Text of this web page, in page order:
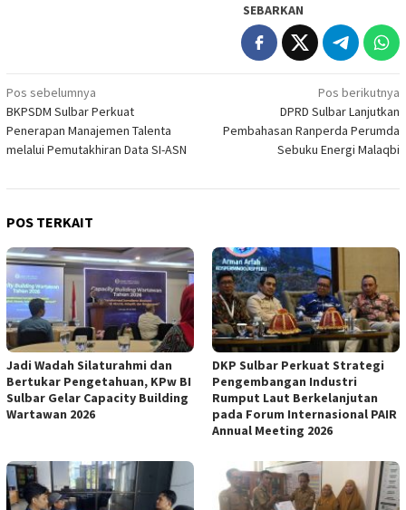
SEBARKAN
Navigasi
pos
Pos sebelumnya
BKPSDM Sulbar Perkuat
Penerapan Manajemen Talenta
melalui Pemutakhiran Data SI-ASN
Pos berikutnya
DPRD Sulbar Lanjutkan
Pembahasan Ranperda Perumda
Sebuku Energi Malaqbi
POS TERKAIT
Jadi Wadah Silaturahmi dan
Bertukar Pengetahuan, KPw BI
Sulbar Gelar Capacity Building
Wartawan 2026
DKP Sulbar Perkuat Strategi
Pengembangan Industri
Rumput Laut Berkelanjutan
pada Forum Internasional PAIR
Annual Meeting 2026